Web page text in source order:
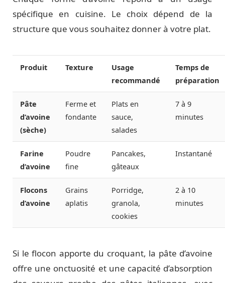
spécifique en cuisine. Le choix dépend de la
structure que vous souhaitez donner à votre plat.
Produit Texture
Usage
recommandé
Temps de
préparation
Pâte
d’avoine
(sèche)
Ferme et
fondante
Plats en
sauce,
salades
7 à 9
minutes
Farine
d’avoine
Poudre
fine
Pancakes,
gâteaux
Instantané
Flocons
d’avoine
Grains
aplatis
Porridge,
granola,
cookies
2 à 10
minutes
Si le flocon apporte du croquant, la pâte d’avoine
offre une onctuosité et une capacité d’absorption